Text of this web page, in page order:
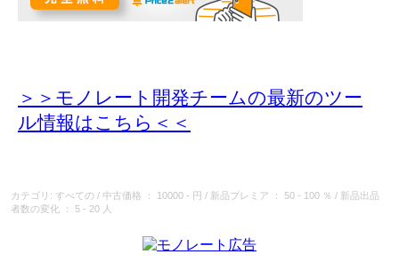
＞＞モノレート開発チームの最新のツー
ル情報はこちら＜＜
カテゴリ: すべての / 中古価格 ： 10000 - 円 / 新品プレミア ： 50 - 100 ％ / 新品出品
者数の変化
： 5 - 20 人